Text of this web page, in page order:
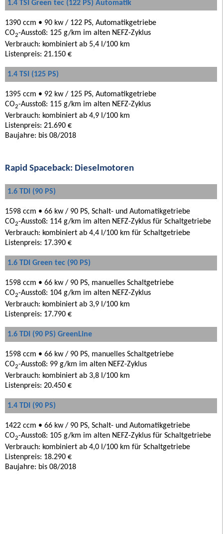
1.4 TSI Green tec (122 PS) Automatik
1390 ccm • 90 kw / 122 PS, Automatikgetriebe
CO2-Ausstoß: 125 g/km im alten NEFZ-Zyklus
Verbrauch: kombiniert ab 5,4 l/100 km
Listenpreis: 21.150 €
1.4 TSI (125 PS)
1395 ccm • 92 kw / 125 PS, Automatikgetriebe
CO2-Ausstoß: 115 g/km im alten NEFZ-Zyklus
Verbrauch: kombiniert ab 4,9 l/100 km
Listenpreis: 21.690 €
Baujahre: bis 08/2018
Rapid Spaceback: Dieselmotoren
1.6 TDI (90 PS)
1598 ccm • 66 kw / 90 PS, Schalt- und Automatikgetriebe
CO2-Ausstoß: 114 g/km im alten NEFZ-Zyklus für Schaltgetriebe
Verbrauch: kombiniert ab 4,4 l/100 km für Schaltgetriebe
Listenpreis: 17.390 €
1.6 TDI Green tec (90 PS)
1598 ccm • 66 kw / 90 PS, manuelles Schaltgetriebe
CO2-Ausstoß: 104 g/km im alten NEFZ-Zyklus
Verbrauch: kombiniert ab 3,9 l/100 km
Listenpreis: 17.790 €
1.6 TDI (90 PS) GreenLine
1598 ccm • 66 kw / 90 PS, manuelles Schaltgetriebe
CO2-Ausstoß: 99 g/km im alten NEFZ-Zyklus
Verbrauch: kombiniert ab 3,8 l/100 km
Listenpreis: 20.450 €
1.4 TDI (90 PS)
1422 ccm • 66 kw / 90 PS, Schalt- und Automatikgetriebe
CO2-Ausstoß: 105 g/km im alten NEFZ-Zyklus für Schaltgetriebe
Verbrauch: kombiniert ab 4,0 l/100 km für Schaltgetriebe
Listenpreis: 18.290 €
Baujahre: bis 08/2018